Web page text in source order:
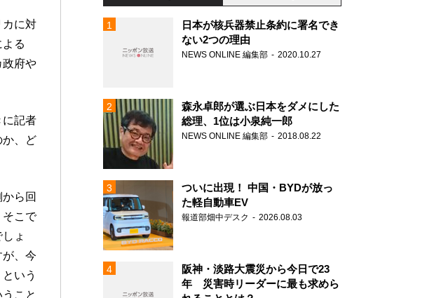
カに対
る
政府や
に記者
か、ど
ら回
そこで
ょ
、今
いう
こと
日本が核兵器禁止条約に署名でき
ない2つの理由
NEWS ONLINE 編集部 2020.10.27
森永卓郎が選ぶ日本をダメにした
総理、1位は小泉純一郎
NEWS ONLINE 編集部 2018.08.22
ついに出現！ 中国・BYDが放っ
た軽自動車EV
報道部畑中デスク 2026.08.03
阪神・淡路大震災から今日で23
年 災害時リーダーに最も求めら